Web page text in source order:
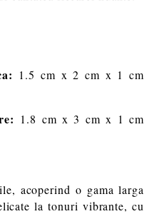
1.5 cm x 2 cm x 1 cm
1.8 cm x 3 cm x 1 cm
acoperind o gama larga
la tonuri vibrante, cu